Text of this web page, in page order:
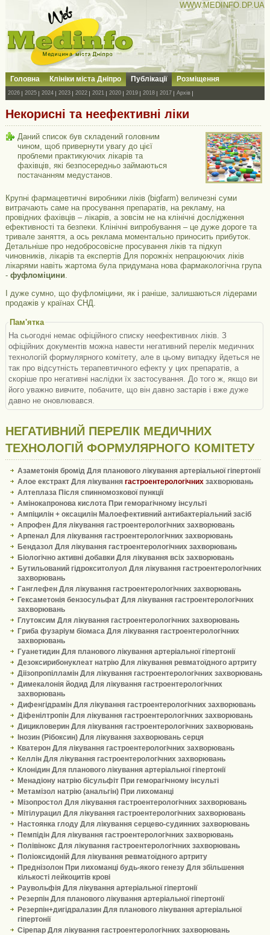
WWW.MEDINFO.DP.UA
Головна Клініки міста Дніпро Публікації Розміщення
2026 2025 2024 2023 2022 2021 2020 2019 2018 2017 Архів
Некорисні та неефективні ліки
Даний список був складений головним
чином, щоб привернути увагу до цієї
проблеми практикуючих лікарів та
фахівців, які безпосередньо займаються
постачанням медустанов.
Крупні фармацевтичні виробники ліків (bigfarm) величезні суми
витрачають саме на просування препаратів, на рекламу, на
провідних фахівців – лікарів, а зовсім не на клінічні дослідження
ефективності та безпеки. Клінічні випробування – це дуже дороге та
тривале заняття, а ось реклама моментально приносить прибуток.
Детальніше про недобросовісне просування ліків та підкуп
чиновників, лікарів та експертів Для порожніх непрацюючих ліків
лікарями навіть жартома була придумана нова фармакологічна група
- фуфломіцини.
І дуже сумно, що фуфломіцини, як і раніше, залишаються лідерами
продажів у країнах СНД.
Пам'ятка
На сьогодні немає офіційного списку неефективних ліків. З
офіційних документів можна навести негативний перелік медичних
технологій формулярного комітету, але в цьому випадку йдеться не
так про відсутність терапевтичного ефекту у цих препаратів, а
скоріше про негативні наслідки їх застосування. До того ж, якщо ви
його уважно вивчите, побачите, що він давно застарів і вже дуже
давно не оновлювався.
НЕГАТИВНИЙ ПЕРЕЛІК МЕДИЧНИХ
ТЕХНОЛОГІЙ ФОРМУЛЯРНОГО КОМІТЕТУ
Азаметонія бромід Для планового лікування артеріальної гіпертонії
Алое екстракт Для лікування гастроентерологічнихзахворювань
Алтеплаза Після спинномозкової пункції
Амінокапронова кислота При геморагічному інсульті
Ампіцилін + оксацилін Малоефективний антибактеріальний засіб
Апрофен Для лікування гастроентерологічних захворювань
Арпенал Для лікування гастроентерологічних захворювань
Бендазол Для лікування гастроентерологічних захворювань
Біологічно активні добавки Для лікування всіх захворювань
Бутильований гідрокситолуол Для лікування гастроентерологічних
захворювань
Ганглефен Для лікування гастроентерологічних захворювань
Гексаметонія бензосульфат Для лікування гастроентерологічних
захворювань
Глутоксим Для лікування гастроентерологічних захворювань
Гриба фузаріум біомаса Для лікування гастроентерологічних
захворювань
Гуанетидин Для планового лікування артеріальної гіпертонії
Дезоксирибонуклеат натрію Для лікування ревматоїдного артриту
Діізопропілламін Для лікування гастроентерологічних захворювань
Димекалонія йодид Для лікування гастроентерологічних
захворювань
Дифенгідрамін Для лікування гастроентерологічних захворювань
Діфенілтропін Для лікування гастроентерологічних захворювань
Дицикловерин Для лікування гастроентерологічних захворювань
Інозин (Рібоксин) Для лікування захворювань серця
Кватерон Для лікування гастроентерологічних захворювань
Келлін Для лікування гастроентерологічних захворювань
Клонідин Для планового лікування артеріальної гіпертонії
Менадіону натрію бісульфіт При геморагічному інсульті
Метамізол натрію (анальгін) При лихоманці
Мізопростол Для лікування гастроентерологічних захворювань
Мітілурацил Для лікування гастроентерологічних захворювань
Настоянка глоду Для лікування серцево-судинних захворювань
Пемпідін Для лікування гастроентерологічних захворювань
Полівінокс Для лікування гастроентерологічних захворювань
Поліоксидоній Для лікування ревматоїдного артриту
Преднізолон При лихоманці будь-якого генезу Для збільшення
кількості лейкоцитів крові
Раувольфія Для лікування артеріальної гіпертонії
Резерпін Для планового лікування артеріальної гіпертонії
Резерпін+дигідралазин Для планового лікування артеріальної
гіпертонії
Сірепар Для лікування гастроентерологічних захворювань